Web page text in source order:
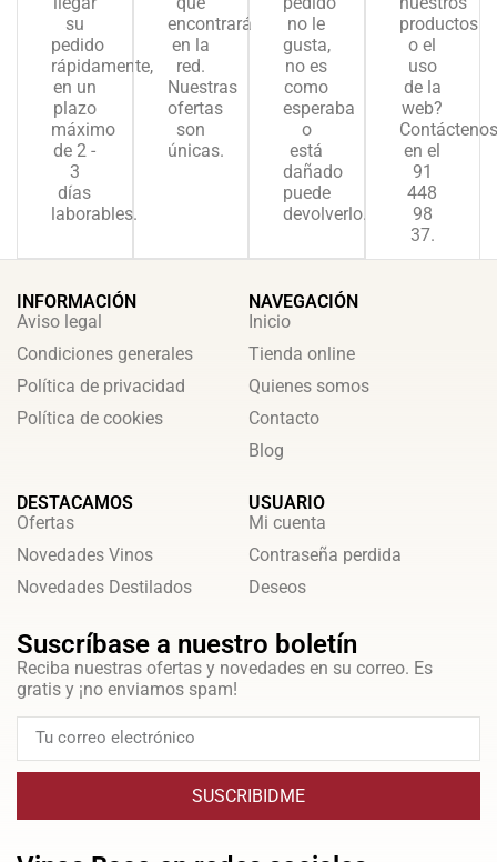
su
pedido
rápidamente,
en un
plazo
máximo
de 2 -
3
días
laborables.
encontrará
en la
red.
Nuestras
ofertas
son
únicas.
no le
gusta,
no es
como
esperaba
o
está
dañado
puede
devolverlo.
productos
o el
uso
de la
web?
Contáctenos
en el
91
448
98
37.
INFORMACIÓN
Aviso legal
Condiciones generales
Política de privacidad
Política de cookies
NAVEGACIÓN
Inicio
Tienda online
Quienes somos
Contacto
Blog
DESTACAMOS
Ofertas
Novedades Vinos
Novedades Destilados
USUARIO
Mi cuenta
Contraseña perdida
Deseos
Suscríbase a nuestro boletín
Reciba nuestras ofertas y novedades en su correo. Es
gratis y ¡no enviamos spam!
SUSCRIBIDME